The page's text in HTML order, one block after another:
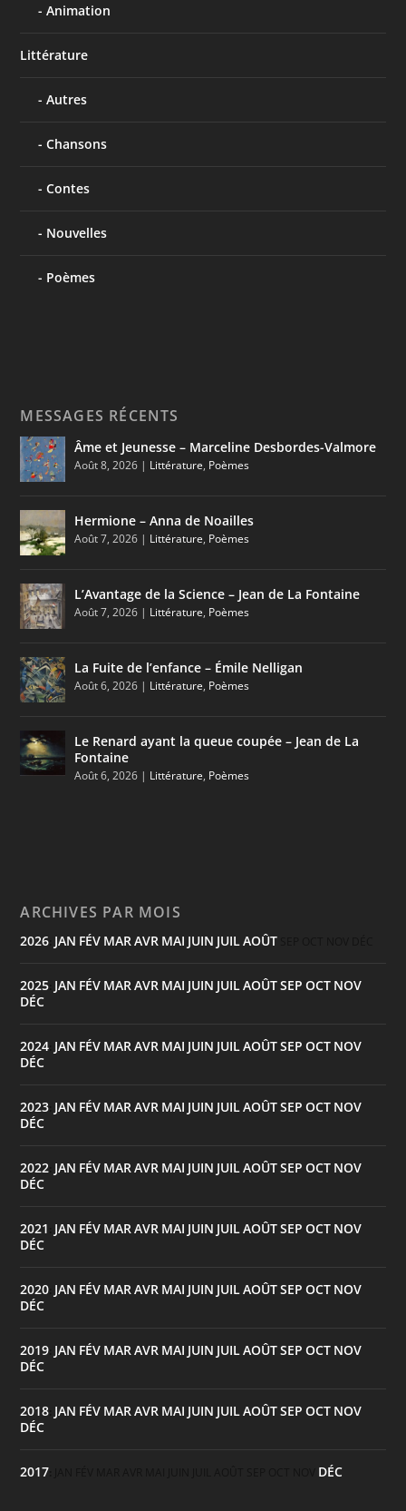
Animation
Littérature
Autres
Chansons
Contes
Nouvelles
Poèmes
MESSAGES RÉCENTS
Âme et Jeunesse – Marceline Desbordes-Valmore
Août 8, 2026 | Littérature, Poèmes
Hermione – Anna de Noailles
Août 7, 2026 | Littérature, Poèmes
L’Avantage de la Science – Jean de La Fontaine
Août 7, 2026 | Littérature, Poèmes
La Fuite de l’enfance – Émile Nelligan
Août 6, 2026 | Littérature, Poèmes
Le Renard ayant la queue coupée – Jean de La
Fontaine
Août 6, 2026 | Littérature, Poèmes
ARCHIVES PAR MOIS
2026 JAN FÉV MARAVR MAI JUIN JUILAOÛT
2025 JAN FÉV MARAVR MAI JUIN JUILAOÛTSEP OCT NOV
DÉC
2024 JAN FÉV MARAVR MAI JUIN JUILAOÛTSEP OCT NOV
DÉC
2023 JAN FÉV MARAVR MAI JUIN JUILAOÛTSEP OCT NOV
DÉC
2022 JAN FÉV MARAVR MAI JUIN JUILAOÛTSEP OCT NOV
DÉC
2021 JAN FÉV MARAVR MAI JUIN JUILAOÛTSEP OCT NOV
DÉC
2020 JAN FÉV MARAVR MAI JUIN JUILAOÛTSEP OCT NOV
DÉC
2019 JAN FÉV MARAVR MAI JUIN JUILAOÛTSEP OCT NOV
DÉC
2018 JAN FÉV MARAVR MAI JUIN JUILAOÛTSEP OCT NOV
DÉC
2017 DÉC